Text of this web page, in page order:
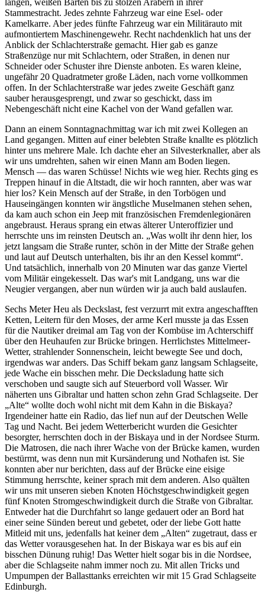
Stammestracht. Jedes zehnte Fahrzeug war eine Esel- oder
Kamelkarre. Aber jedes fünfte Fahrzeug war ein Militärauto mit
aufmontiertem Maschinengewehr. Recht nachdenklich hat uns der
Anblick der Schlachterstraße gemacht. Hier gab es ganze
Straßenzüge nur mit Schlachtern, oder Straßen, in denen nur
Schneider oder Schuster ihre Dienste anboten. Es waren kleine,
ungefähr 20 Quadratmeter große Läden, nach vorne vollkommen
offen. In der Schlachterstraße war jedes zweite Geschäft ganz
sauber herausgesprengt, und zwar so geschickt, dass im
Nebengeschäft nicht eine Kachel von der Wand gefallen war.
Dann an einem Sonntagnachmittag war ich mit zwei Kollegen an
Land gegangen. Mitten auf einer belebten Straße knallte es plötzlich
hinter uns mehrere Male. Ich dachte eher an Silvesterknaller, aber als
wir uns umdrehten, sahen wir einen Mann am Boden liegen.
Mensch — das waren Schüsse! Nichts wie weg hier. Rechts ging es
Treppen hinauf in die Altstadt, die wir hoch rannten, aber was war
hier los? Kein Mensch auf der Straße, in den Torbögen und
Hauseingängen konnten wir ängstliche Muselmanen stehen sehen,
da kam auch schon ein Jeep mit französischen Fremdenlegionären
angebraust. Heraus sprang ein etwas älterer Unteroffizier und
herrschte uns im reinsten Deutsch an.
Was wollt ihr denn hier, los
jetzt langsam die Straße runter, schön in der Mitte der Straße gehen
und laut auf Deutsch unterhalten, bis ihr an den Kessel kommt .
Und tatsächlich, innerhalb von 20 Minuten war das ganze Viertel
vom Militär eingekesselt. Das war's mit Landgang, uns war die
Neugier vergangen, aber nun würden wir ja auch bald auslaufen.
Sechs Meter Heu als Deckslast, fest verzurrt mit extra angeschafften
Ketten, Leitern für den Moses, der arme Kerl musste ja das Essen
für die Nautiker dreimal am Tag von der Kombüse im Achterschiff
über den Heuhaufen zur Brücke bringen. Herrlichstes Mittelmeer-
Wetter, strahlender Sonnenschein, leicht bewegte See und doch,
irgendwas war anders. Das Schiff bekam ganz langsam Schlagseite,
jede Wache ein bisschen mehr. Die Decksladung hatte sich
verschoben und saugte sich auf Steuerbord voll Wasser. Wir
näherten uns Gibraltar und hatten schon zehn Grad Schlagseite. Der
Alte
wollte doch wohl nicht mit dem Kahn in die Biskaya?
Irgendeiner hatte ein Radio, das lief nun auf der Deutschen Welle
Tag und Nacht. Bei jedem Wetterbericht wurden die Gesichter
besorgter, herrschten doch in der Biskaya und in der Nordsee Sturm.
Die Matrosen, die nach ihrer Wache von der Brücke kamen, wurden
bestürmt, was denn nun mit Kursänderung und Nothafen ist. Sie
konnten aber nur berichten, dass auf der Brücke eine eisige
Stimmung herrschte, keiner sprach mit dem anderen. Also quälten
wir uns mit unseren sieben Knoten Höchstgeschwindigkeit gegen
fünf Knoten Stromgeschwindigkeit durch die Straße von Gibraltar.
Entweder hat die Durchfahrt so lange gedauert oder an Bord hat
einer seine Sünden bereut und gebetet, oder der liebe Gott hatte
Mitleid mit uns, jedenfalls hat keiner dem
Alten
zugetraut, dass er
das Wetter vorausgesehen hat. In der Biskaya war es bis auf ein
bisschen Dünung ruhig! Das Wetter hielt sogar bis in die Nordsee,
aber die Schlagseite nahm immer noch zu. Mit allen Tricks und
Umpumpen der Ballasttanks erreichten wir mit 15 Grad Schlagseite
Edinburgh.